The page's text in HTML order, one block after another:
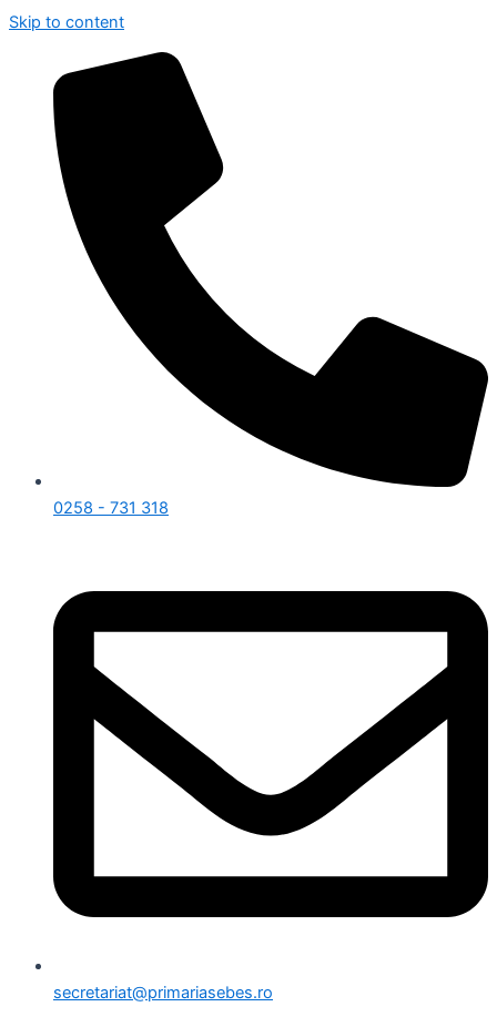
Skip to content
0258 - 731 318
secretariat@primariasebes.ro